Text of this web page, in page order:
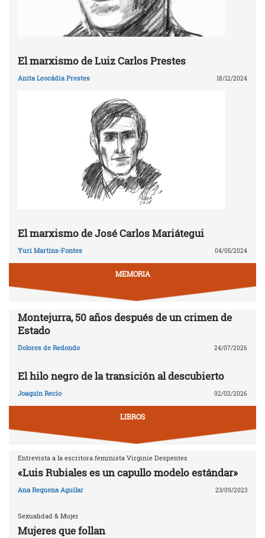
El marxismo de Luiz Carlos Prestes
Anita Leocádia Prestes 18/12/2024
El marxismo de José Carlos Mariátegui
Yuri Martins-Fontes 04/05/2024
MEMORIA
Montejurra, 50 años después de un crimen de
Estado
Dolores de Redondo 24/07/2026
El hilo negro de la transición al descubierto
Joaquín Recio 02/02/2026
LIBROS
Entrevista a la escritora feminista Virginie Despentes
«Luis Rubiales es un capullo modelo estándar»
Ana Requena Aguilar 23/09/2023
Sexualidad & Mujer
Mujeres que follan